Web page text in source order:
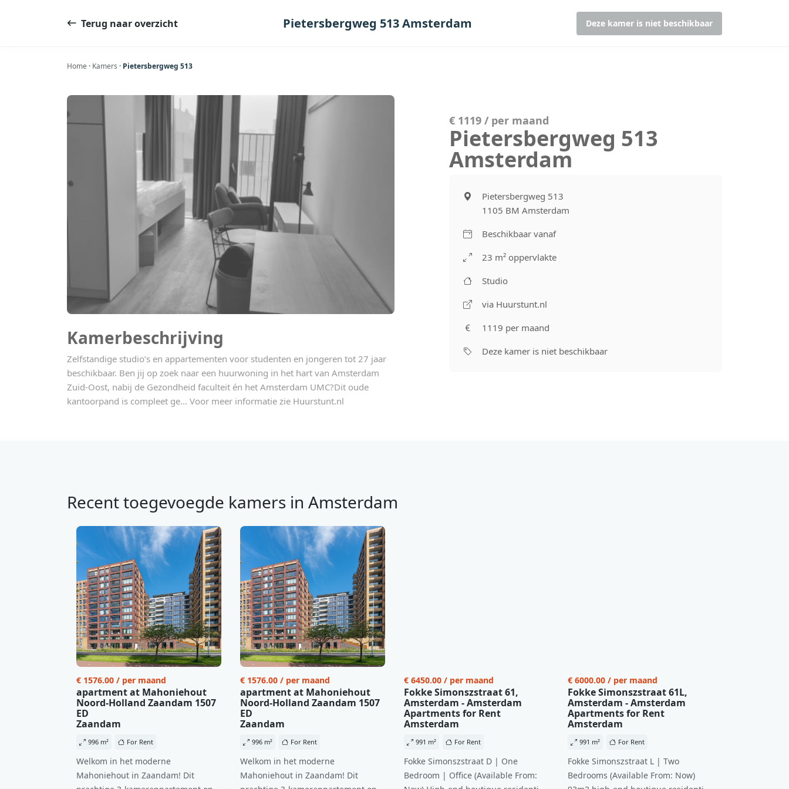
Terug naar overzicht Pietersbergweg 513 Amsterdam Deze kamer is niet beschikbaar
Home · Kamers · Pietersbergweg 513
Kamerbeschrijving
Zelfstandige studio’s en appartementen voor studenten en jongeren tot 27 jaar
beschikbaar. Ben jij op zoek naar een huurwoning in het hart van Amsterdam
Zuid-Oost, nabij de Gezondheid faculteit én het Amsterdam UMC?Dit oude
kantoorpand is compleet ge... Voor meer informatie zie Huurstunt.nl
€ 1119 / per maand
Pietersbergweg 513
Amsterdam
Pietersbergweg 513
1105 BM Amsterdam
Beschikbaar vanaf
23 m² oppervlakte
Studio
via Huurstunt.nl
1119 per maand
Deze kamer is niet beschikbaar
Recent toegevoegde kamers in Amsterdam
€ 1576.00 / per maand
apartment at Mahoniehout
Noord-Holland Zaandam 1507
ED
Zaandam
996 m² For Rent
Welkom in het moderne
Mahoniehout in Zaandam! Dit
€ 1576.00 / per maand
apartment at Mahoniehout
Noord-Holland Zaandam 1507
ED
Zaandam
996 m² For Rent
Welkom in het moderne
Mahoniehout in Zaandam! Dit
€ 6450.00 / per maand
Fokke Simonszstraat 61,
Amsterdam - Amsterdam
Apartments for Rent
Amsterdam
991 m² For Rent
Fokke Simonszstraat D | One
Bedroom | Office (Available From:
€ 6000.00 / per maand
Fokke Simonszstraat 61L,
Amsterdam - Amsterdam
Apartments for Rent
Amsterdam
991 m² For Rent
Fokke Simonszstraat L | Two
Bedrooms (Available From: Now)